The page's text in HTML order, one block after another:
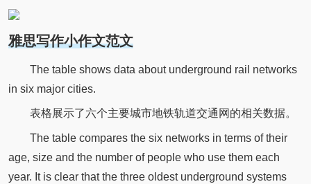
雅思写作小作文范文
The table shows data about underground rail networks
in six major cities.
表格展示了六个主要城市地铁轨道交通网的相关数据。
The table compares the six networks in terms of their
age, size and the number of people who use them each
year. It is clear that the three oldest underground systems